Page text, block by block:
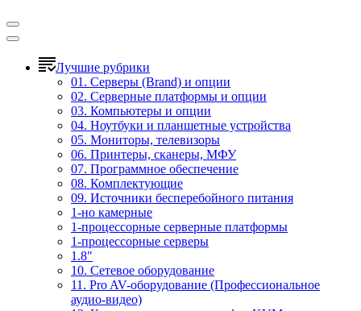
Лучшие рубрики
01. Серверы (Brand) и опции
02. Серверные платформы и опции
03. Компьютеры и опции
04. Ноутбуки и планшетные устройства
05. Мониторы, телевизоры
06. Принтеры, сканеры, МФУ
07. Программное обеспечение
08. Комплектующие
09. Источники бесперебойного питания
1-но камерные
1-процессорные серверные платформы
1-процессорные серверы
1.8"
10. Сетевое оборудование
11. Pro AV-оборудование (Профессиональное
аудио-видео)